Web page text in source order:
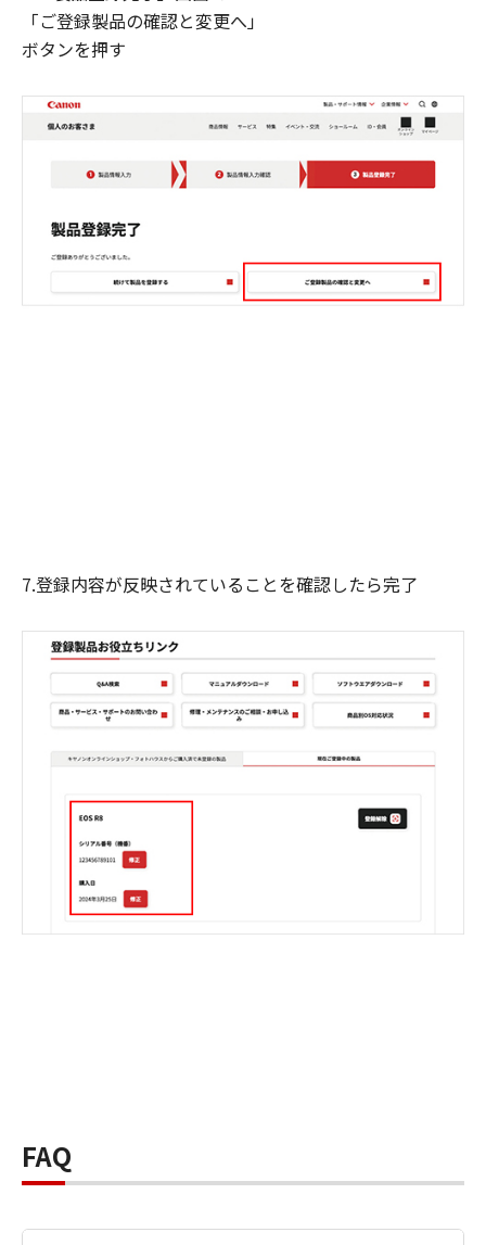
「ご登録製品の確認と変更へ」
ボタンを押す
7.登録内容が反映されていることを確認したら完了
FAQ